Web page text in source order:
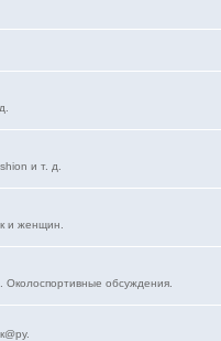
и т. д.
и женщин.
обсуждения.